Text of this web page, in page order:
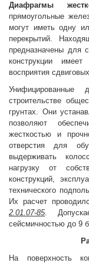
Диафрагмы
прямоугольные
могут иметь одну
перекрытий.
предназначены для
конструкции
восприятия
Унифицированные
строительстве
грунтах. Они
позволяют
жесткостью и
отверстия для
выдерживать
нагрузку от
конструкций,
технического
Их расчет
2.01.07-85.
сейсмичностью до 9
На поверхность